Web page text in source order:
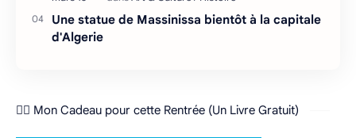
Une statue de Massinissa bientôt à la capitale
d'Algerie
❤️‍🔥 Mon Cadeau pour cette Rentrée (Un Livre Gratuit)